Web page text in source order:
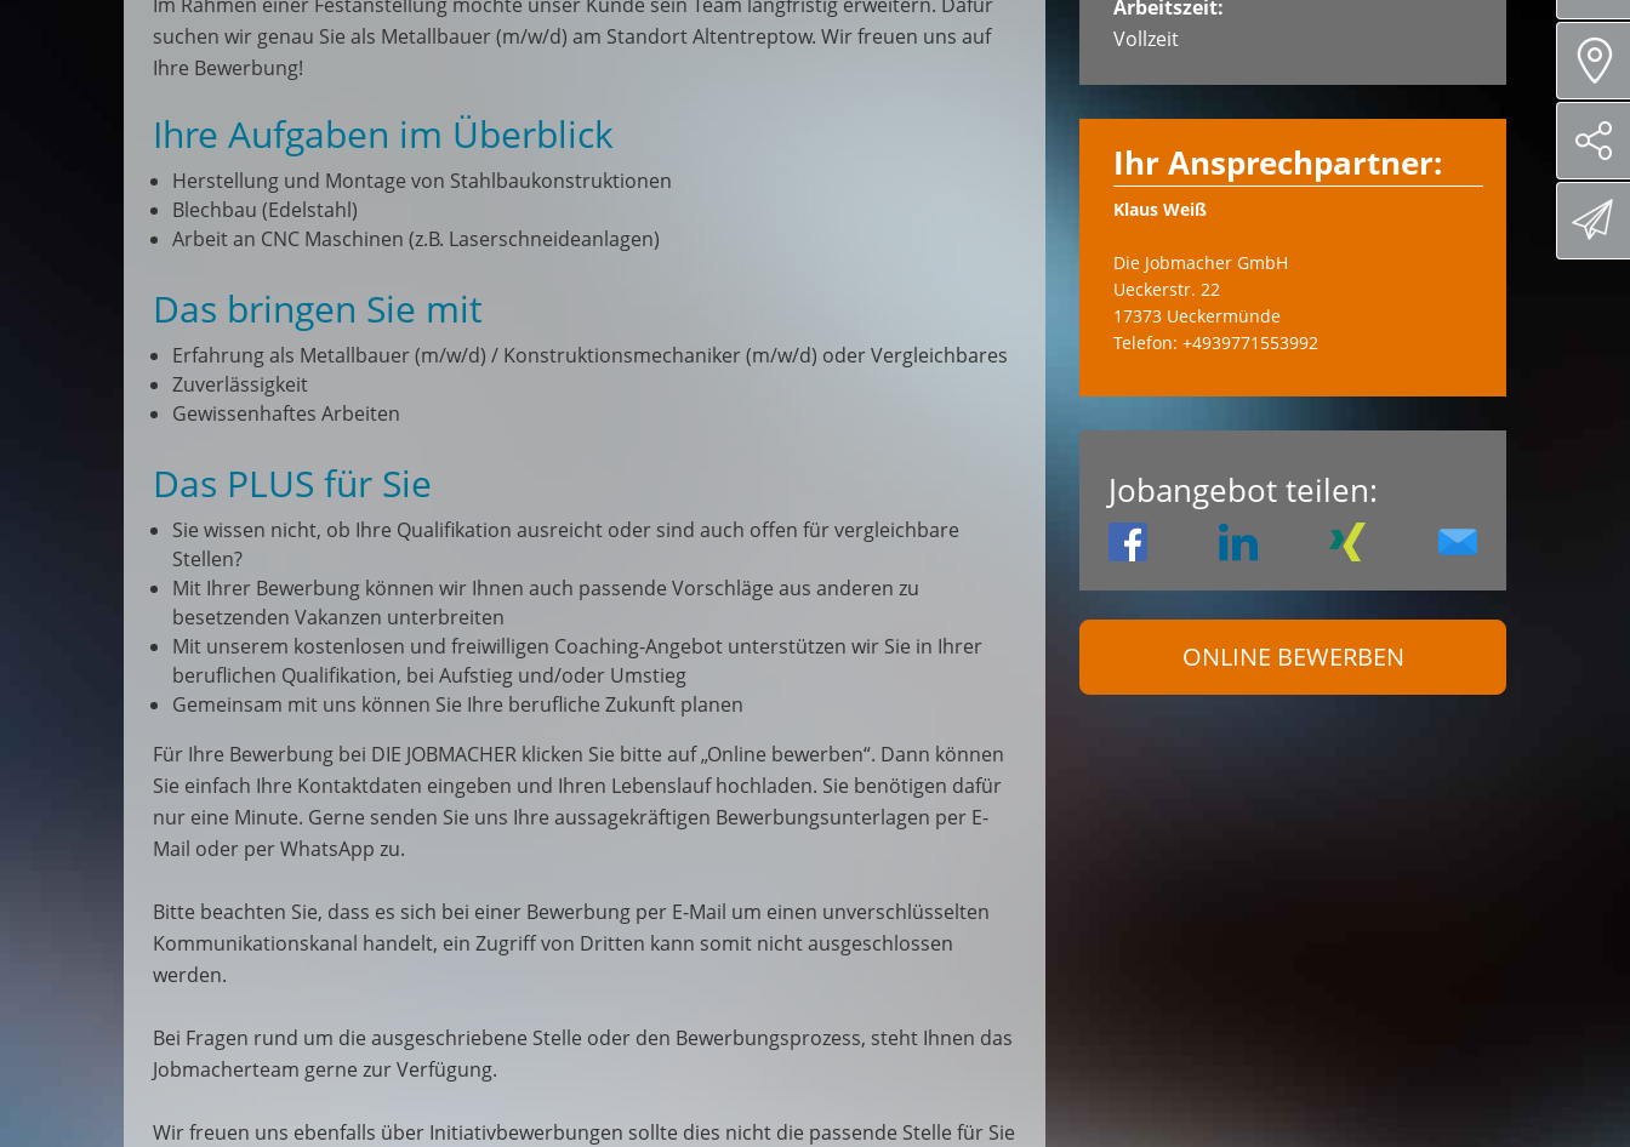
suchen wir genau Sie als Metallbauer (m/w/d) am Standort Altentreptow. Wir freuen uns auf
Ihre Bewerbung!
Ihre Aufgaben im Überblick
Herstellung und Montage von Stahlbaukonstruktionen
Blechbau (Edelstahl)
Arbeit an CNC Maschinen (z.B. Laserschneideanlagen)
Das bringen Sie mit
Erfahrung als Metallbauer (m/w/d) / Konstruktionsmechaniker (m/w/d) oder Vergleichbares
Zuverlässigkeit
Gewissenhaftes Arbeiten
Das PLUS für Sie
Sie wissen nicht, ob Ihre Qualifikation ausreicht oder sind auch offen für vergleichbare
Stellen?
Mit Ihrer Bewerbung können wir Ihnen auch passende Vorschläge aus anderen zu
besetzenden Vakanzen unterbreiten
Mit unserem kostenlosen und freiwilligen Coaching-Angebot unterstützen wir Sie in Ihrer
beruflichen Qualifikation, bei Aufstieg und/oder Umstieg
Gemeinsam mit uns können Sie Ihre berufliche Zukunft planen
Für Ihre Bewerbung bei DIE JOBMACHER klicken Sie bitte auf „Online bewerben“. Dann können
Sie einfach Ihre Kontaktdaten eingeben und Ihren Lebenslauf hochladen. Sie benötigen dafür
nur eine Minute. Gerne senden Sie uns Ihre aussagekräftigen Bewerbungsunterlagen per E-
Mail oder per WhatsApp zu.
Bitte beachten Sie, dass es sich bei einer Bewerbung per E-Mail um einen unverschlüsselten
Kommunikationskanal handelt, ein Zugriff von Dritten kann somit nicht ausgeschlossen
werden.
Bei Fragen rund um die ausgeschriebene Stelle oder den Bewerbungsprozess, steht Ihnen das
Jobmacherteam gerne zur Verfügung.
Wir freuen uns ebenfalls über Initiativbewerbungen sollte dies nicht die passende Stelle für Sie
Arbeitszeit:
Vollzeit
Ihr Ansprechpartner:
Klaus Weiß
Die Jobmacher GmbH
Ueckerstr. 22
17373 Ueckermünde
Telefon: +4939771553992
Jobangebot teilen:
ONLINE BEWERBEN